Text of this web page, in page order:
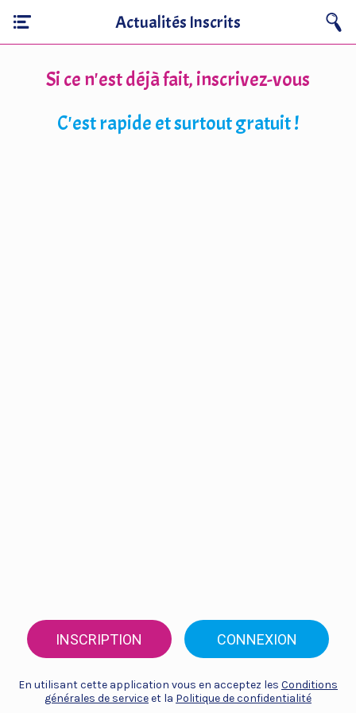
Actualités Inscrits
Si ce n'est déjà fait, inscrivez-vous
C'est rapide et surtout gratuit !
INSCRIPTION CONNEXION
En utilisant cette application vous en acceptez les Conditions
générales de serviceet la Politique de confidentialité